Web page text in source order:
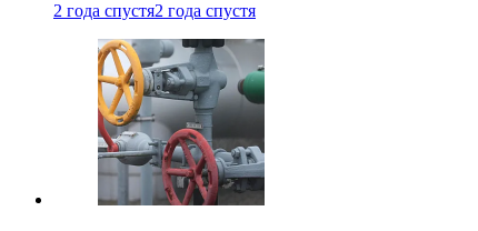
2 года спустя2 года спустя